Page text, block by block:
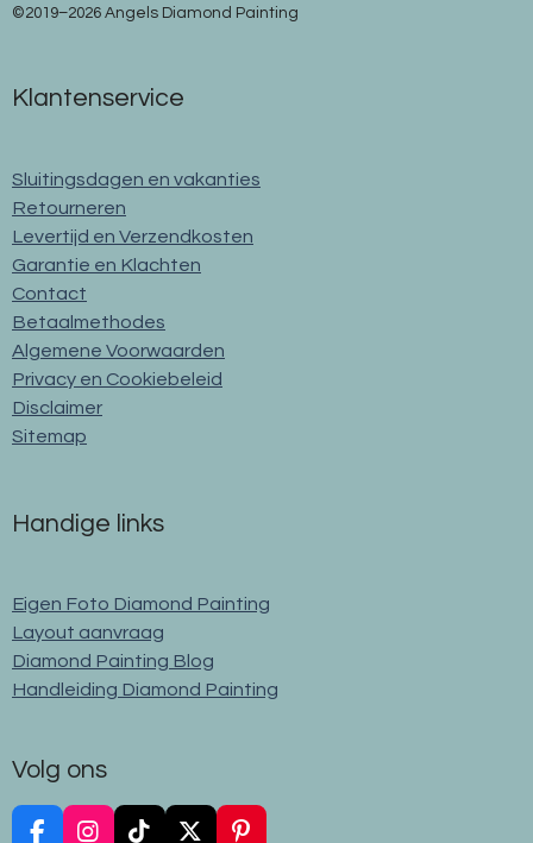
©2019–2026 Angels Diamond Painting
Klantenservice
Sluitingsdagen en vakanties
Retourneren
Levertijd en Verzendkosten
Garantie en Klachten
Contact
Betaalmethodes
Algemene Voorwaarden
Privacy en Cookiebeleid
Disclaimer
Sitemap
Handige links
Eigen Foto Diamond Painting
Layout aanvraag
Diamond Painting Blog
Handleiding Diamond Painting
Volg ons